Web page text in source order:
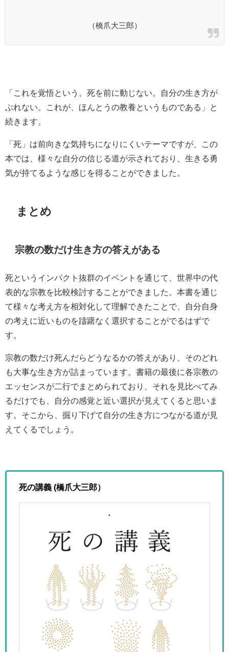
（橋爪大三郎）
「これを覚悟という。死を前に動じない。自分の生き方が
ぶれない。これが、ほんとうの教養というものである」と
続きます。
「死」は前向きな気持ちになりにくいテーマですが、この
本では、様々な自分の信じる道が示されており、生きる勇
気が持てるような感じを得ることができました。
まとめ
宗教の数だけ生き方の答えがある
死というインパクト抜群のイベントを通じて、世界中の代
表的な宗教を比較検討することができました。本書を通じ
て様々な考え方を相対化して理解できたことで、自分自身
の考えに近いものを躊躇なく選択することがでるはずで
す。
宗教の数だけ死んだらどうなるかの答えがあり、そのどれ
も大事な生き方が詰まっています。書籍の最後に各宗教の
エッセンスが二行でまとめられており、それを見比べてみ
るだけでも、自分の感覚と近い選択が見えてくると思いま
す。そこから、掘り下げて自分の生き方につながる道が見
えてくるでしょう。
死の講義 (橋爪大三郎）